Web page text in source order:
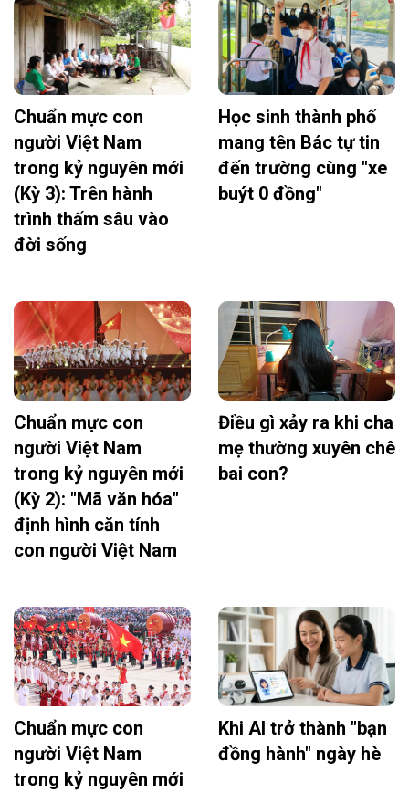
Chuẩn mực con
người Việt Nam
trong kỷ nguyên mới
(Kỳ 3): Trên hành
trình thấm sâu vào
đời sống
Học sinh thành phố
mang tên Bác tự tin
đến trường cùng "xe
buýt 0 đồng"
Chuẩn mực con
người Việt Nam
trong kỷ nguyên mới
(Kỳ 2): "Mã văn hóa"
định hình căn tính
con người Việt Nam
Điều gì xảy ra khi cha
mẹ thường xuyên chê
bai con?
Chuẩn mực con
người Việt Nam
trong kỷ nguyên mới
Khi AI trở thành "bạn
đồng hành" ngày hè